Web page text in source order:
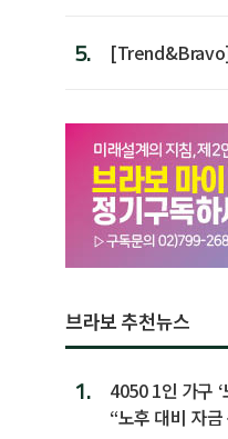
5.
[Trend&Bravo]
브라보 추천뉴스
1.
4050 1인 가구
“노후 대비 자금